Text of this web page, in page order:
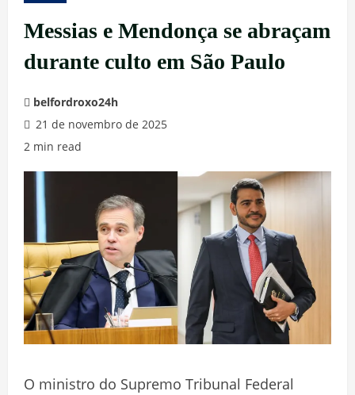
Messias e Mendonça se abraçam
durante culto em São Paulo
belfordroxo24h
21 de novembro de 2025
2 min read
O ministro do Supremo Tribunal Federal